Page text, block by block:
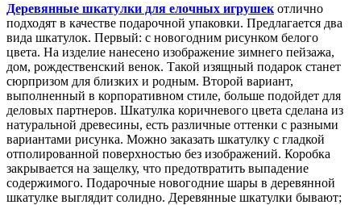
Деревянные шкатулки для елочных игрушек отлично
подходят в качестве подарочной упаковки. Предлагается два
вида шкатулок. Первый: с новогодним рисунком белого
цвета. На изделие нанесено изображение зимнего пейзажа,
дом, рождественский венок. Такой изящный подарок станет
сюрпризом для близких и родным. Второй вариант,
выполненный в корпоративном стиле, больше подойдет для
деловых партнеров. Шкатулка коричневого цвета сделана из
натуральной древесины, есть различные оттенки с разными
вариантами рисунка. Можно заказать шкатулку с гладкой
отполированной поверхностью без изображений. Коробка
закрывается на защелку, что предотвратить выпадение
содержимого. Подарочные новогодние шары в деревянной
шкатулке выглядит солидно. Деревянные шкатулки бывают;